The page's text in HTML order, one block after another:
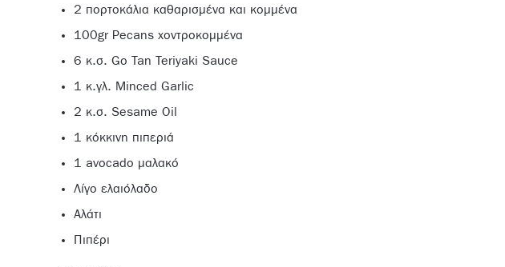
2 πορτοκάλια καθαρισμένα και κομμένα
100gr Pecans χοντροκομμένα
6 κ.σ. Go Tan Teriyaki Sauce
1 κ.γλ. Minced Garlic
2 κ.σ. Sesame Oil
1 κόκκινη πιπεριά
1 avocado μαλακό
Λίγο ελαιόλαδο
Αλάτι
Πιπέρι